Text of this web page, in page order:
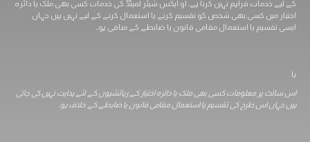
کے لیے خدمات فراہم نہیں کرتا ہے۔ او ایکس شیئر لمیٹڈ کی خدمات کسی بھی ملک یا دائرہ
اختیار میں کسی بھی شخص کو تقسیم کرنے یا استعمال کرنے کے لیے نہیں ہیں جہاں
ایسی تقسیم یا استعمال مقامی قانون یا ضابطے کے منافی ہو۔.
یا
اس سائٹ پر معلومات کسی بھی ملک یا دائرہ اختیار کے رہائشیوں کے لئے ہدایت نہیں کی جاتی
ہیں جہاں اس طرح کی تقسیم یا استعمال مقامی قانون یا ضابطے کے خلاف ہو۔